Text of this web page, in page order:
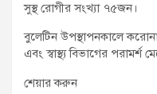
সুস্থ রোগীর সংখ্যা ৭৫জন।
বুলেটিন উপস্থাপনকালে
এবং স্বাস্থ্য বিভাগের পরামর্শ
শেয়ার করুন